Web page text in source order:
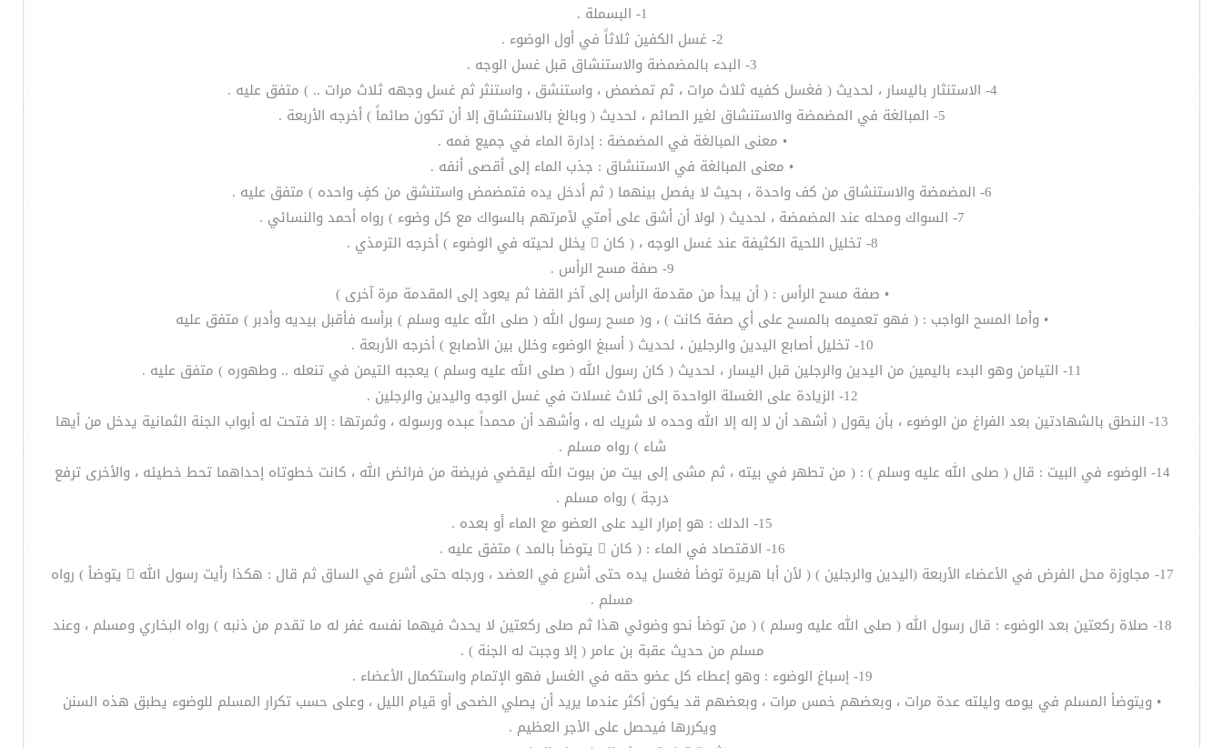
1- البسملة .
2- غسل الكفين ثلاثاً في أول الوضوء .
3- البدء بالمضمضة والاستنشاق قبل غسل الوجه .
4- الاستنثار باليسار ، لحديث ( فغسل كفيه ثلاث مرات ، ثم تمضمض ، واستنشق ، واستنثر ثم غسل وجهه ثلاث مرات .. ) متفق عليه .
5- المبالغة في المضمضة والاستنشاق لغير الصائم ، لحديث ( وبالغ بالاستنشاق إلا أن تكون صائماً ) أخرجه الأربعة .
• معنى المبالغة في المضمضة : إدارة الماء في جميع فمه .
• معنى المبالغة في الاستنشاق : جذب الماء إلى أقصى أنفه .
6- المضمضة والاستنشاق من كف واحدة ، بحيث لا يفصل بينهما ( ثم أدخل يده فتمضمض واستنشق من كفٍ واحده ) متفق عليه .
7- السواك ومحله عند المضمضة ، لحديث ( لولا أن أشق على أمتي لأمرتهم بالسواك مع كل وضوء ) رواه أحمد والنسائي .
8- تخليل اللحية الكثيفة عند غسل الوجه ، ( كان  يخلل لحيته في الوضوء ) أخرجه الترمذي .
9- صفة مسح الرأس .
• صفة مسح الرأس : ( أن يبدأ من مقدمة الرأس إلى آخر القفا ثم يعود إلى المقدمة مرة آخرى )
• وأما المسح الواجب : ( فهو تعميمه بالمسح على أي صفة كانت ) ، و( مسح رسول الله ( صلى الله عليه وسلم ) برأسه فأقبل بيديه وأدبر ) متفق عليه
10- تخليل أصابع اليدين والرجلين ، لحديث ( أسبغ الوضوء وخلل بين الأصابع ) أخرجه الأربعة .
11- التيامن وهو البدء باليمين من اليدين والرجلين قبل اليسار ، لحديث ( كان رسول الله ( صلى الله عليه وسلم ) يعجبه التيمن في تنعله .. وطهوره ) متفق عليه .
12- الزيادة على الغسلة الواحدة إلى ثلاث غسلات في غسل الوجه واليدين والرجلين .
13- النطق بالشهادتين بعد الفراغ من الوضوء ، بأن يقول ( أشهد أن لا إله إلا الله وحده لا شريك له ، وأشهد أن محمداً عبده ورسوله ، وثمرتها : إلا فتحت له أبواب الجنة الثمانية يدخل من أيها
شاء ) رواه مسلم .
14- الوضوء في البيت : قال ( صلى الله عليه وسلم ) : ( من تطهر في بيته ، ثم مشى إلى بيت من بيوت الله ليقضي فريضة من فرائض الله ، كانت خطوتاه إحداهما تحط خطيئه ، والأخرى ترفع
درجة ) رواه مسلم .
15- الدلك : هو إمرار اليد على العضو مع الماء أو بعده .
16- الاقتصاد في الماء : ( كان  يتوضأ بالمد ) متفق عليه .
17- مجاوزة محل الفرض في الأعضاء الأربعة (اليدين والرجلين ) ( لأن أبا هريرة توضأ فغسل يده حتى أشرع في العضد ، ورجله حتى أشرع في الساق ثم قال : هكذا رأيت رسول الله  يتوضأ ) رواه
مسلم .
18- صلاة ركعتين بعد الوضوء : قال رسول الله ( صلى الله عليه وسلم ) ( من توضأ نحو وضوئي هذا ثم صلى ركعتين لا يحدث فيهما نفسه غفر له ما تقدم من ذنبه ) رواه البخاري ومسلم ، وعند
مسلم من حديث عقبة بن عامر ( إلا وجبت له الجنة ) .
19- إسباغ الوضوء : وهو إعطاء كل عضو حقه في الغسل فهو الإتمام واستكمال الأعضاء .
• ويتوضأ المسلم في يومه وليلته عدة مرات ، وبعضهم خمس مرات ، وبعضهم قد يكون أكثر عندما يريد أن يصلي الضحى أو قيام الليل ، وعلى حسب تكرار المسلم للوضوء يطبق هذه السنن
ويكررها فيحصل على الأجر العظيم .